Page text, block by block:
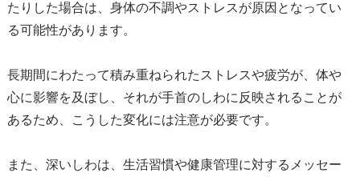
たりした場合は、身体の不調やストレスが原因となってい
る可能性があります。
長期間にわたって積み重ねられたストレスや疲労が、体や
心に影響を及ぼし、それが手首のしわに反映されることが
あるため、こうした変化には注意が必要です。
また、深いしわは、生活習慣や健康管理に対するメッセー